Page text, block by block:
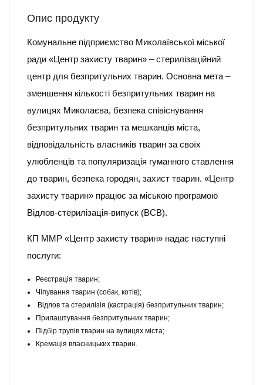
Опис продукту
Комунальне підприємство Миколаївської міської
ради «Центр захисту тварин» – стерилізаційний
центр для безпритульних тварин. Основна мета –
зменшення кількості безпритульних тварин на
вулицях Миколаєва, безпека співіснування
безпритульних тварин та мешканців міста,
відповідальність власників тварин за своїх
улюбленців та популяризація гуманного ставлення
до тварин, безпека городян, захист тварин. «Центр
захисту тварин» працює за міською програмою
Відлов-стерилізація-випуск (ВСВ).
КП ММР «Центр захисту тварин» надає наступні
послуги:
​Реєстрація тварин;
Чіпування тварин (собак, котів);
Відлов та стерилізія (кастрація) безпритульних тварин;
Прилаштування безпритульних тварин;
Підбір трупів тварин на вулицях міста;
Кремація власницьких тварин.